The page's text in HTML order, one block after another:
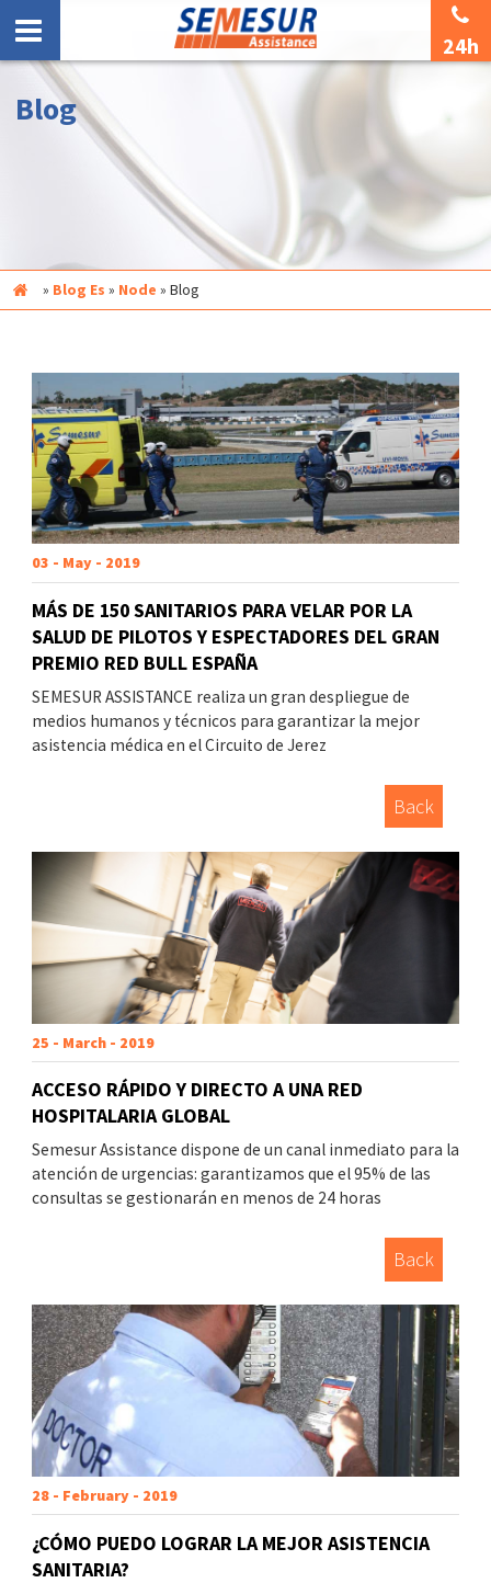
24h
Blog
Inicio » Blog Es » Node » Blog
03 - May - 2019
MÁS DE 150 SANITARIOS PARA VELAR POR LA
SALUD DE PILOTOS Y ESPECTADORES DEL GRAN
PREMIO RED BULL ESPAÑA
SEMESUR ASSISTANCE realiza un gran despliegue de
medios humanos y técnicos para garantizar la mejor
asistencia médica en el Circuito de Jerez
Back
25 - March - 2019
ACCESO RÁPIDO Y DIRECTO A UNA RED
HOSPITALARIA GLOBAL
Semesur Assistance dispone de un canal inmediato para la
atención de urgencias: garantizamos que el 95% de las
consultas se gestionarán en menos de 24 horas
Back
28 - February - 2019
¿CÓMO PUEDO LOGRAR LA MEJOR ASISTENCIA
SANITARIA?